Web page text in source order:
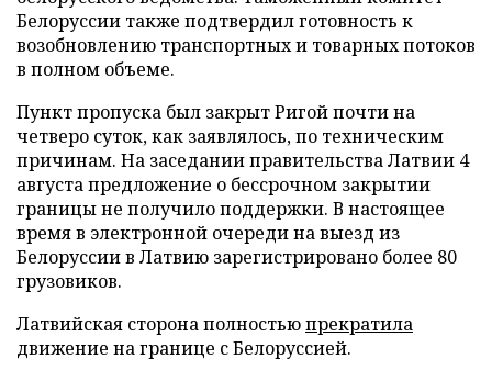
Белоруссии также подтвердил готовность к
возобновлению транспортных и товарных потоков
в полном объеме.
Пункт пропуска был закрыт Ригой почти на
четверо суток, как заявлялось, по техническим
причинам. На заседании правительства Латвии 4
августа предложение о бессрочном закрытии
границы не получило поддержки. В настоящее
время в электронной очереди на выезд из
Белоруссии в Латвию зарегистрировано более 80
грузовиков.
Латвийская сторона полностьюпрекратила
движение на границе с Белоруссией.